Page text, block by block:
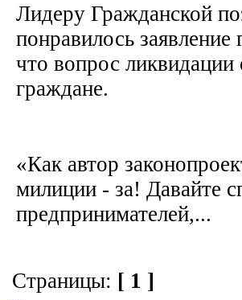
Лидеру Гражданской
понравилось
что вопрос
граждане.
«Как автор
милиции - за! Давайте
предпринимателей,...
Страницы: [ 1 ]